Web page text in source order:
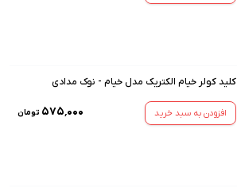
کلید کولر خیام الکتریک مدل خیام - نوک مدادی
افزودن به سبد خرید ۵۷۵٬۰۰۰ تومان